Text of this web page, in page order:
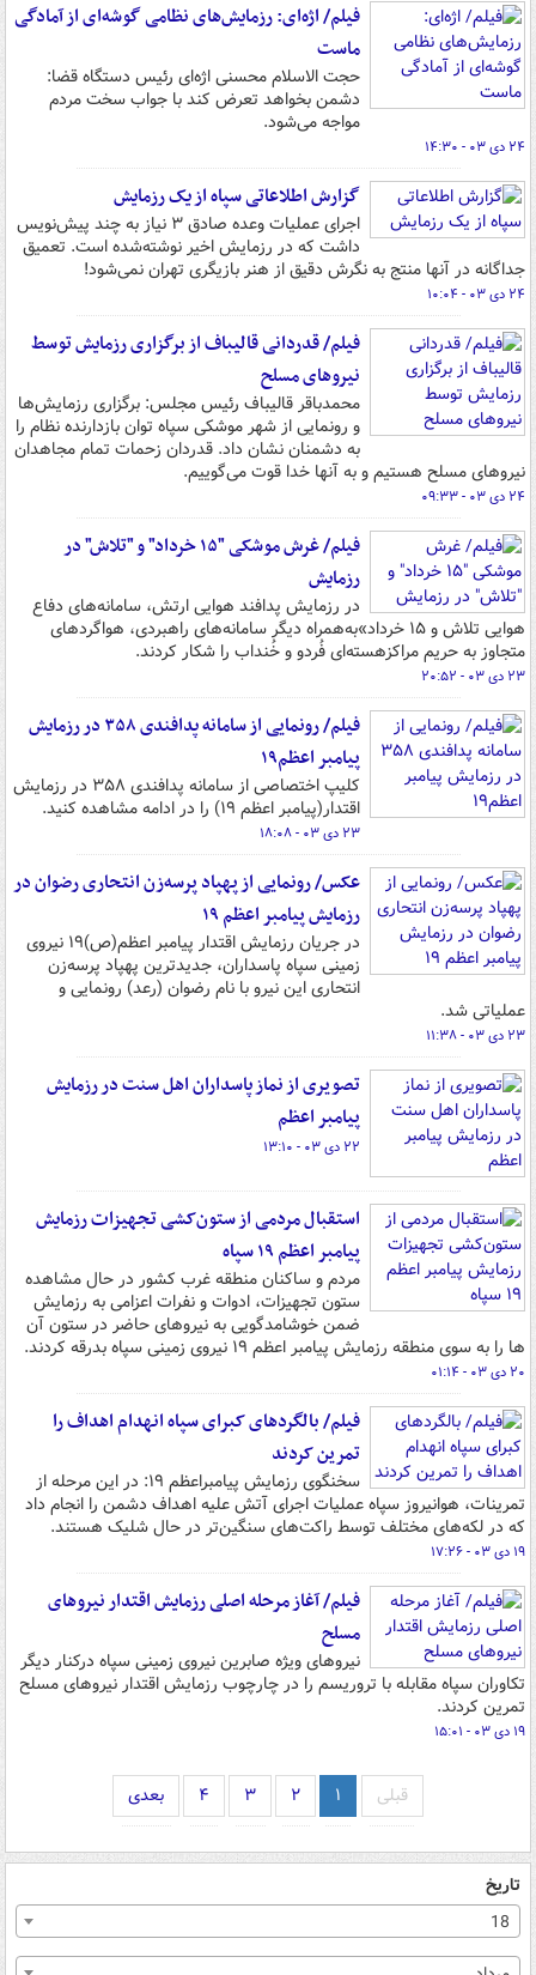
فیلم/ اژه‌ای: رزمایش‌های نظامی گوشه‌ای از آمادگی
ماست
حجت الاسلام محسنی اژه‌ای رئیس دستگاه قضا:
دشمن بخواهد تعرض کند با جواب سخت مردم
مواجه می‌شود.
۲۴ دی ۰۳ - ۱۴:۳۰
گزارش اطلاعاتی سپاه از یک رزمایش
اجرای عملیات وعده صادق ۳ نیاز به چند پیش‌نویس
داشت که در رزمایش اخیر نوشته‌شده است. تعمیق
جداگانه در آنها منتج به نگرش دقیق از هنر بازیگری تهران نمی‌شود!
۲۴ دی ۰۳ - ۱۰:۰۴
فیلم/ قدردانی قالیباف از برگزاری رزمایش توسط
نیروهای مسلح
محمدباقر قالیباف رئیس مجلس: برگزاری رزمایش‌ها
و رونمایی از شهر موشکی سپاه توان بازدارنده نظام را
به دشمنان نشان داد. قدردان زحمات تمام مجاهدان
نیروهای مسلح هستیم و به آنها خدا قوت می‌گوییم.
۲۴ دی ۰۳ - ۰۹:۳۳
فیلم/ غرش موشکی "۱۵ خرداد" و "تلاش" در
رزمایش
در رزمایش پدافند هوایی ارتش، سامانه‌های دفاع
هوایی تلاش و ۱۵ خرداد»به‌همراه دیگر سامانه‌های راهبردی، هواگردهای
متجاوز به حریم مراکزهسته‌ای فُردو و خُنداب را شکار کردند.
۲۳ دی ۰۳ - ۲۰:۵۲
فیلم/ رونمایی از سامانه پدافندی ۳۵۸ در رزمایش
پیامبر اعظم۱۹
کلیپ اختصاصی از سامانه پدافندی ۳۵۸ در رزمایش
اقتدار(پیامبر اعظم ۱۹) را در ادامه مشاهده کنید.
۲۳ دی ۰۳ - ۱۸:۰۸
عکس/ رونمایی از پهپاد پرسه‌زن انتحاری رضوان در
رزمایش پیامبر اعظم ۱۹
در جریان رزمایش اقتدار پیامبر اعظم(ص)۱۹ نیروی
زمینی سپاه پاسداران، جدیدترین پهپاد پرسه‌زن
انتحاری این نیرو با نام رضوان (رعد) رونمایی و
عملیاتی شد.
۲۳ دی ۰۳ - ۱۱:۳۸
تصویری از نماز پاسداران اهل سنت در رزمایش
پیامبر اعظم
۲۲ دی ۰۳ - ۱۳:۱۰
استقبال مردمی از ستون‌کشی تجهیزات رزمایش
پیامبر اعظم ۱۹ سپاه
مردم و ساکنان منطقه غرب کشور در حال مشاهده
ستون تجهیزات، ادوات و نفرات اعزامی به رزمایش
ضمن خوشامدگویی به نیروهای حاضر در ستون آن
ها را به سوی منطقه رزمایش پیامبر اعظم ۱۹ نیروی زمینی سپاه بدرقه کردند.
۲۰ دی ۰۳ - ۰۱:۱۴
فیلم/ بالگردهای کبرای سپاه انهدام اهداف را
تمرین کردند
سخنگوی رزمایش پیامبراعظم ۱۹: در این مرحله از
تمرینات، هوانیروز سپاه عملیات اجرای آتش علیه اهداف دشمن را انجام داد
که در لکه‌های مختلف توسط راکت‌های سنگین‌تر در حال شلیک هستند.
۱۹ دی ۰۳ - ۱۷:۲۶
فیلم/ آغاز مرحله اصلی رزمایش اقتدار نیروهای
مسلح
نیروهای ویژه صابرین نیروی زمینی سپاه درکنار دیگر
تکاوران سپاه مقابله با تروریسم را در چارچوب رزمایش اقتدار نیروهای مسلح
تمرین کردند.
۱۹ دی ۰۳ - ۱۵:۰۱
قبلی ۱ ۲ ۳ ۴ بعدی
تاریخ
18